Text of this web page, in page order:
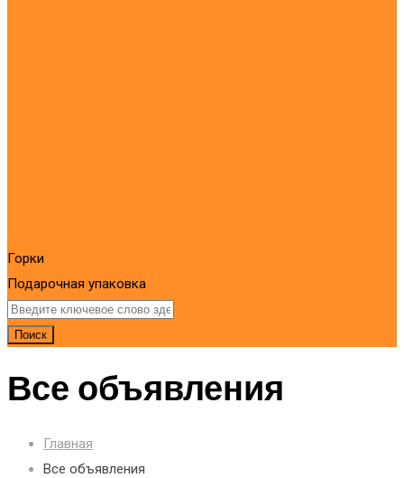
Горки
Подарочная упаковка
Поиск
Все объявления
Главная
Все объявления